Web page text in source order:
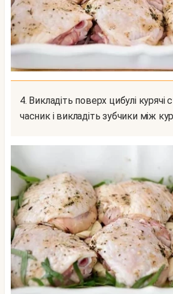
4. Викладіть поверх цибулі курячі стегна. Почистіть
часник і викладіть зубчики між